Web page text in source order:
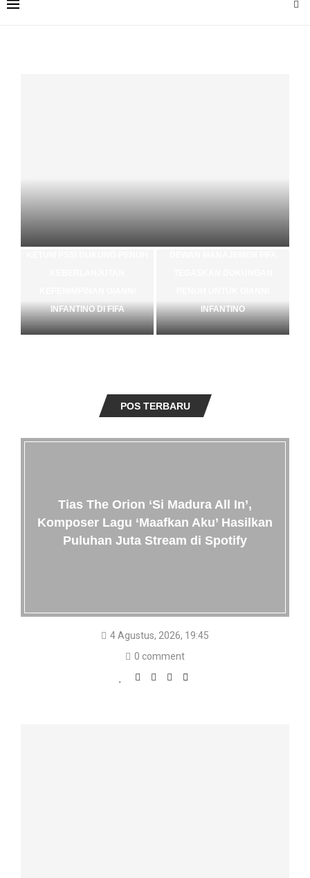
INFANTINO DI FIFA
INFANTINO
POS TERBARU
Tias The Orion ‘Si Madura All In’,
Komposer Lagu ‘Maafkan Aku’ Hasilkan
Puluhan Juta Stream di Spotify
4 Agustus, 2026, 19:45
0 comment